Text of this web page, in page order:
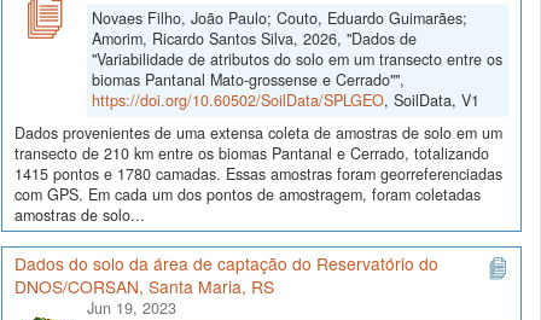
Novaes Filho, João Paulo; Couto, Eduardo Guimarães;
Amorim, Ricardo Santos Silva, 2026, "Dados de
"Variabilidade de atributos do solo em um transecto entre os
biomas Pantanal Mato-grossense e Cerrado"",
https://doi.org/10.60502/SoilData/SPLGEO, SoilData, V1
Dados provenientes de uma extensa coleta de amostras de solo em um
transecto de 210 km entre os biomas Pantanal e Cerrado, totalizando
1415 pontos e 1780 camadas. Essas amostras foram georreferenciadas
com GPS. Em cada um dos pontos de amostragem, foram coletadas
amostras de solo...
Dados do solo da área de captação do Reservatório do
DNOS/CORSAN, Santa Maria, RS
Jun 19, 2023